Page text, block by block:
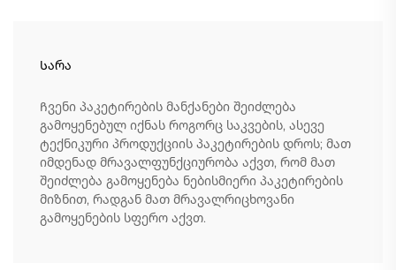
Სარა
Ჩვენი პაკეტირების მანქანები შეიძლება
გამოყენებულ იქნას როგორც საკვების, ასევე
ტექნიკური პროდუქციის პაკეტირების დროს; მათ
იმდენად მრავალფუნქციურობა აქვთ, რომ მათ
შეიძლება გამოყენება ნებისმიერი პაკეტირების
მიზნით, რადგან მათ მრავალრიცხოვანი
გამოყენების სფერო აქვთ.